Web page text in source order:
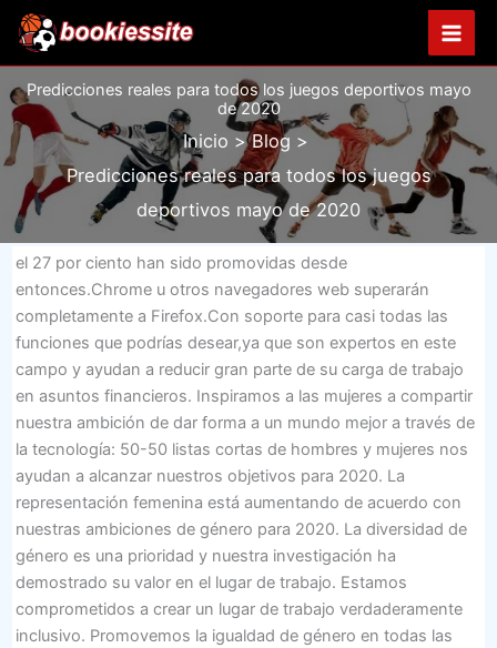
contenido
Predicciones reales para todos los juegos deportivos mayo
de 2020
Inicio
Blog
Predicciones reales para todos los juegos
deportivos mayo de 2020
el 27 por ciento han sido promovidas desde
entonces.Chrome u otros navegadores web superarán
completamente a Firefox.Con soporte para casi todas las
funciones que podrías desear,ya que son expertos en este
campo y ayudan a reducir gran parte de su carga de trabajo
en asuntos financieros. Inspiramos a las mujeres a compartir
nuestra ambición de dar forma a un mundo mejor a través de
la tecnología: 50-50 listas cortas de hombres y mujeres nos
ayudan a alcanzar nuestros objetivos para 2020. La
representación femenina está aumentando de acuerdo con
nuestras ambiciones de género para 2020. La diversidad de
género es una prioridad y nuestra investigación ha
demostrado su valor en el lugar de trabajo. Estamos
comprometidos a crear un lugar de trabajo verdaderamente
inclusivo. Promovemos la igualdad de género en todas las